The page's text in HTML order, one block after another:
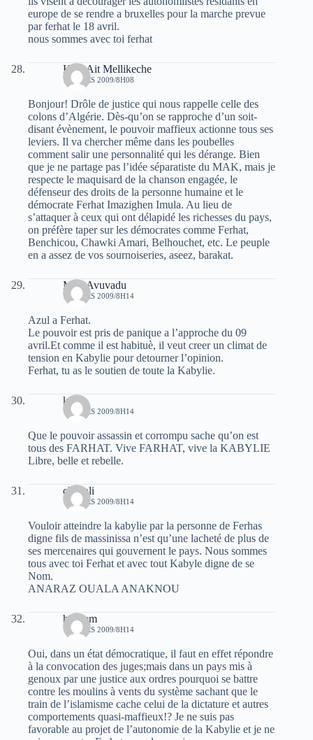
europe de se rendre a bruxelles pour la marche prevue
par ferhat le 18 avril.
nous sommes avec toi ferhat
Kaci Ait Mellikeche
18 MARS 2009/8H08
Bonjour! Drôle de justice qui nous rappelle celle des
colons d’Algérie. Dès-qu’on se rapproche d’un soit-
disant évènement, le pouvoir maffieux actionne tous ses
leviers. Il va chercher même dans les poubelles
comment salir une personnalité qui les dérange. Bien
que je ne partage pas l’idée séparatiste du MAK, mais je
respecte le maquisard de la chanson engagée, le
défenseur des droits de la personne humaine et le
démocrate Ferhat Imazighen Imula. Au lieu de
s’attaquer à ceux qui ont délapidé les richesses du pays,
on préfère taper sur les démocrates comme Ferhat,
Benchicou, Chawki Amari, Belhouchet, etc. Le peuple
en a assez de vos sournoiseries, aseez, barakat.
Muh Avuvadu
18 MARS 2009/8H14
Azul a Ferhat.
Le pouvoir est pris de panique a l’approche du 09
avril.Et comme il est habituè, il veut creer un climat de
tension en Kabylie pour detourner l’opinion.
Ferhat, tu as le soutien de toute la Kabylie.
kaci
18 MARS 2009/8H14
Que le pouvoir assassin et corrompu sache qu’on est
tous des FARHAT. Vive FARHAT, vive la KABYLIE
Libre, belle et rebelle.
challali
18 MARS 2009/8H14
Vouloir atteindre la kabylie par la personne de Ferhas
digne fils de massinissa n’est qu’une lacheté de plus de
ses mercenaires qui gouvernent le pays. Nous sommes
tous avec toi Ferhat et avec tout Kabyle digne de se
Nom.
ANARAZ OUALA ANAKNOU
hachem
18 MARS 2009/8H14
Oui, dans un état démocratique, il faut en effet répondre
à la convocation des juges;mais dans un pays mis à
genoux par une justice aux ordres pourquoi se battre
contre les moulins à vents du système sachant que le
train de l’islamisme cache celui de la dictature et autres
comportements quasi-maffieux!? Je ne suis pas
favorable au projet de l’autonomie de la Kabylie et je ne